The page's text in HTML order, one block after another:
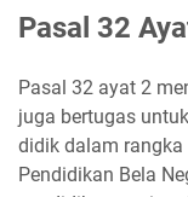
Pasal 32
Pasal 32 ayat 2
juga bertugas
didik dalam
Pendidikan Bela